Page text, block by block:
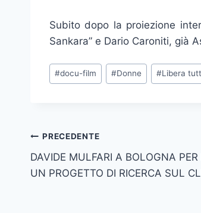
Subito dopo la proiezione
Sankara” e Dario Caroniti, già
Tag
articolo:
#docu-film #Donne #Libera
Navigazione
articoli
PRECEDENTE
DAVIDE MULFARI A BOLOGNA PER
UN PROGETTO DI RICERCA SUL